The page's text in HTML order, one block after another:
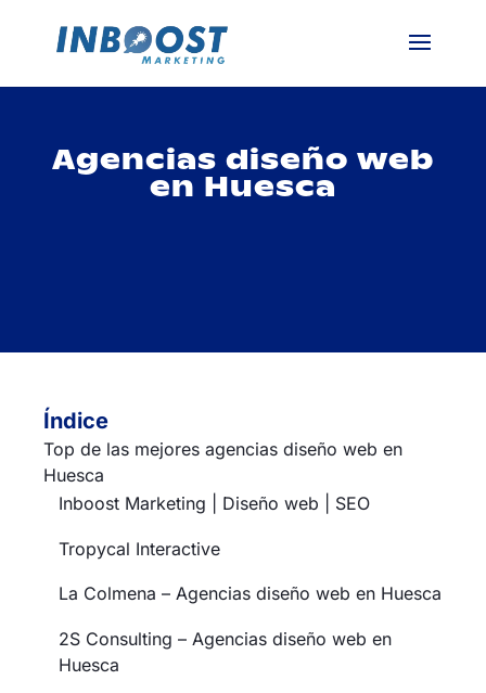
Agencias diseño web
en Huesca
Índice
Top de las mejores agencias diseño web en
Huesca
Inboost Marketing | Diseño web | SEO
Tropycal Interactive
La Colmena – Agencias diseño web en Huesca
2S Consulting – Agencias diseño web en
Huesca